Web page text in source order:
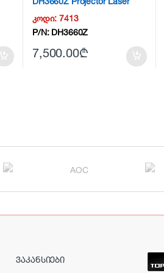
კოდი:7413
P/N: DH3660Z
7,500.00₾
ᲕᲐᲙᲐᲜᲡᲘᲔᲑᲘ